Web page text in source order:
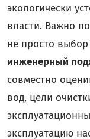
экологически
власти. Важно
не просто
инженерный
совместно
вод, цели
эксплуатацию